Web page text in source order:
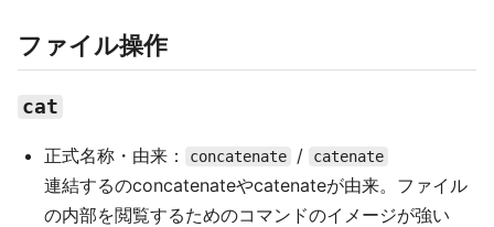
ファイル操作
cat
正式名称・由来： concatenate / catenate
連結するのconcatenateやcatenateが由来。ファイル
の内部を閲覧するためのコマンドのイメージが強い